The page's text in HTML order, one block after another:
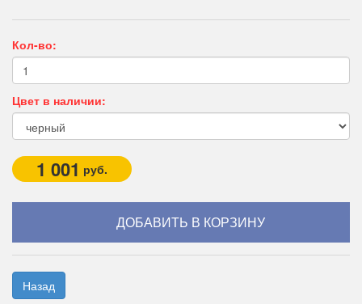
Кол-во:
Цвет в наличии:
1 001 руб.
Назад